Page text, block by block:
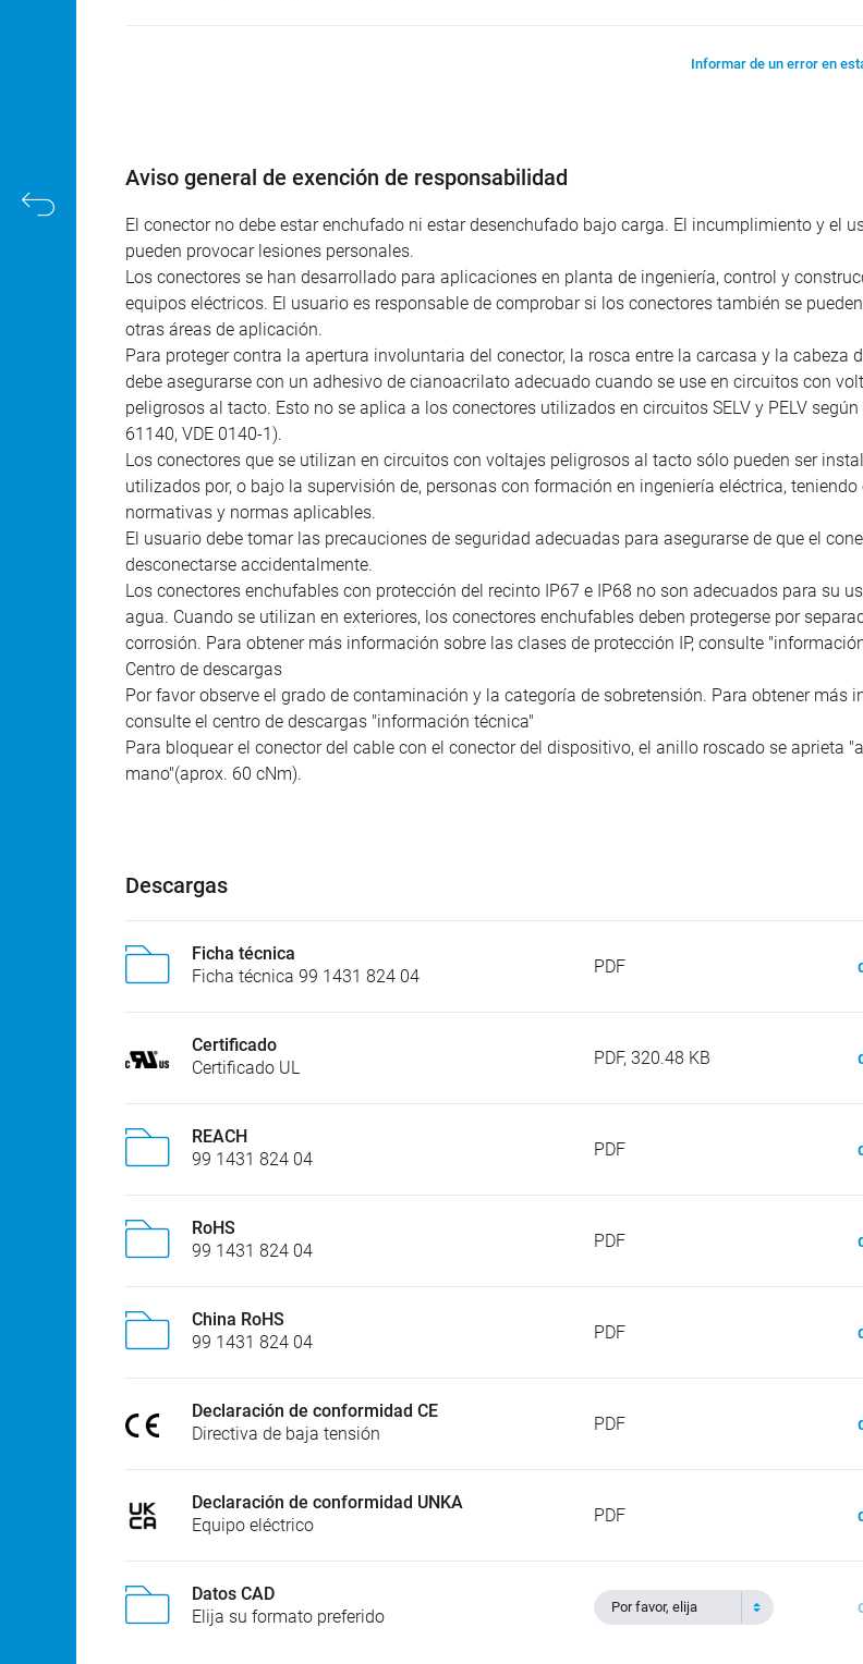
Informar de un error en
Aviso general de exención de responsabilidad
El conector no debe estar enchufado ni estar desenchufado bajo carga. El incumplimiento y el
pueden provocar lesiones personales.
Los conectores se han desarrollado para aplicaciones en planta de ingeniería, control y
equipos eléctricos. El usuario es responsable de comprobar si los conectores también se
otras áreas de aplicación.
Para proteger contra la apertura involuntaria del conector, la rosca entre la carcasa y la cabeza
debe asegurarse con un adhesivo de cianoacrilato adecuado cuando se use en circuitos con
peligrosos al tacto. Esto no se aplica a los conectores utilizados en circuitos SELV y PELV según
61140, VDE 0140-1).
Los conectores que se utilizan en circuitos con voltajes peligrosos al tacto sólo pueden ser
utilizados por, o bajo la supervisión de, personas con formación en ingeniería eléctrica,
normativas y normas aplicables.
El usuario debe tomar las precauciones de seguridad adecuadas para asegurarse de que el
desconectarse accidentalmente.
Los conectores enchufables con protección del recinto IP67 e IP68 no son adecuados para su
agua. Cuando se utilizan en exteriores, los conectores enchufables deben protegerse por
corrosión. Para obtener más información sobre las clases de protección IP, consulte
Centro de descargas
Por favor observe el grado de contaminación y la categoría de sobretensión. Para obtener más
consulte el centro de descargas "información técnica"
Para bloquear el conector del cable con el conector del dispositivo, el anillo roscado se aprieta
mano"(aprox. 60 cNm).
Descargas
Ficha técnica
Ficha técnica 99 1431 824 04
PDF
Certificado
Certificado UL
PDF, 320.48 KB
REACH
99 1431 824 04
PDF
RoHS
99 1431 824 04
PDF
China RoHS
99 1431 824 04
PDF
Declaración de conformidad CE
Directiva de baja tensión
PDF
Declaración de conformidad UNKA
Equipo eléctrico
PDF
Datos CAD
Elija su formato preferido
Por favor, elija